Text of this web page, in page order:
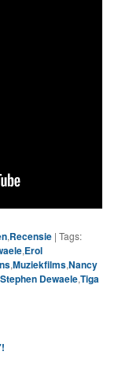
,Recensie |Tags:
,Erol
,Muziekfilms,Nancy
Stephen Dewaele,Tiga